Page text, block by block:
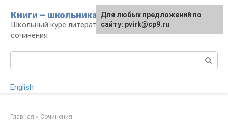
контенту
Книги – школьникам
Школьный курс литературы: уроки и
сочинения
English
Главная » Сочинения
Для любых предложений по
сайту: pvirk@cp9.ru